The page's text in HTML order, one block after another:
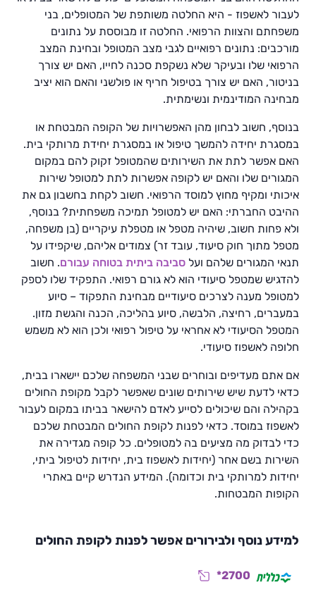
לעבור לאשפוז - היא החלטה משותפת של המטופלים, בני
משפחתם והצוות הרפואי. החלטה זו מבוססת על נתונים
מורכבים: נתונים רפואיים לגבי מצב המטופל ובחינת המצב
הרפואי שלו ובעיקר שלא נשקפת סכנה לחייו, האם יש צורך
בניטור, האם יש צורך בטיפול חריף או פולשני והאם הוא יציב
מבחינה המודינמית ונשימתית.
בנוסף, חשוב לבחון מהן האפשרויות של הקופה המבטחת או
במסגרת יחידה להמשך טיפול או במסגרת יחידת מרותקי בית.
האם אפשר לתת את השירותים שהמטופל זקוק להם במקום
המגורים שלו והאם יש לקופה אפשרות לתת למטופל שירות
איכותי ומקיף מחוץ למוסד הרפואי. חשוב לקחת בחשבון גם את
ההיבט החברתי: האם יש למטופל תמיכה משפחתית? בנוסף,
ולא פחות חשוב, שיהיה מטפל או מטפלת עיקריים (בן משפחה,
מטפל מתוך חוק סיעוד, עובד זר) צמודים אליהם, שיקפידו על
תנאי המגורים שלהם ועל סביבה ביתית בטוחה עבורם. חשוב
להדגיש שמטפל סיעודי הוא לא גורם רפואי. התפקיד שלו לספק
למטופל מענה לצרכים סיעודיים מבחינת התפקוד – סיוע
במעברים, רחיצה, הלבשה, סיוע בהליכה, הכנה והגשת מזון.
המטפל הסיעודי לא אחראי על טיפול רפואי ולכן הוא לא משמש
חלופה לאשפוז סיעודי.
אם אתם מעדיפים ובוחרים שבני המשפחה שלכם יישארו בבית,
כדאי לדעת שיש שירותים שונים שאפשר לקבל מקופת החולים
בקהילה והם שיכולים לסייע לאדם להישאר בביתו במקום לעבור
לאשפוז במוסד. כדאי לפנות לקופת החולים המבטחת שלכם
כדי לבדוק מה מציעים בה למטופלים. כל קופה מגדירה את
השירות בשם אחר (יחידות לאשפוז בית, יחידות לטיפול ביתי,
יחידות למרותקי בית וכדומה). המידע הנדרש קיים באתרי
הקופות המבטחות.
למידע נוסף ולבירורים אפשר לפנות לקופת החולים
*2700